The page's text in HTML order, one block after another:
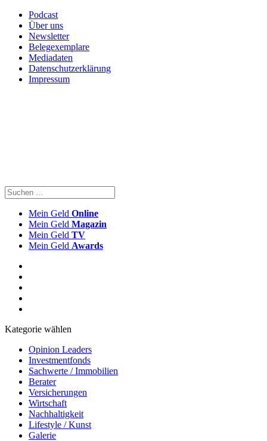
Podcast
Über uns
Newsletter
Belegexemplare
Mediadaten
Datenschutzerklärung
Impressum
Mein Geld Online
Mein Geld Magazin
Mein Geld TV
Mein Geld Awards
Kategorie wählen
Opinion Leaders
Investmentfonds
Sachwerte / Immobilien
Berater
Versicherungen
Wirtschaft
Nachhaltigkeit
Lifestyle / Kunst
Galerie